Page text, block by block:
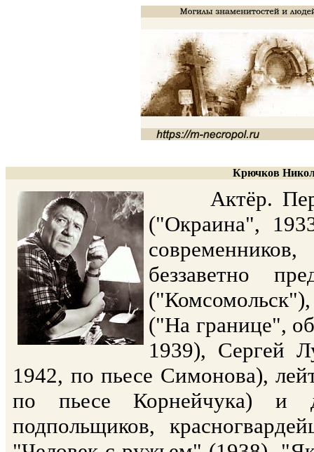
Крючков
Актёр.
("Окраина",
беззаветно
("На границе",
1939), Сергей
1942, по пьесе Симонова),
по пьесе Корнейчука) и
подпольщиков,